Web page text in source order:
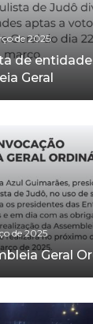
de 2025
de
Geral
de 2025
Geral